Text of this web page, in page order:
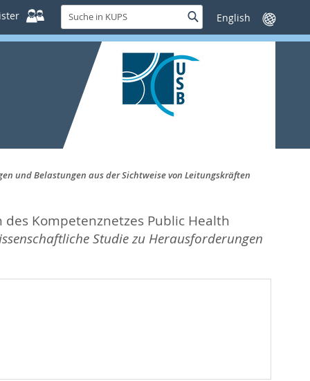
Suche
in
KUPS
SucheSprache
wechseln
und Belastungen aus der Sichtweise von Leitungskräften
Kompetenznetzes Public Health
Studie zu Herausforderungen